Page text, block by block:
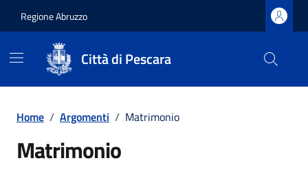
Regione Abruzzo
Città di Pescara
Home / Argomenti / Matrimonio
Matrimonio